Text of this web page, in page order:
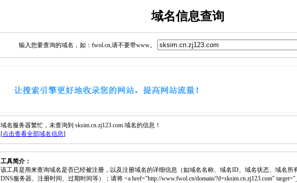
域名信息查询
输入您要查询的域名，如：fwol.cn,请不要带www。
域名服务器繁忙，未查询到 sksim.cn.zj123.com 域名的信息！
[点击查看全部域名信息]
工具简介：
该工具是用来查询域名是否已经被注册，以及注册域名的详细信息（如域名名称、域名ID、域名状态、域名所
DNS服务器、注册时间、过期时间等）；请将 <a href="http://www.fwol.cn/domain/?d=sksim.cn.zj123.com"